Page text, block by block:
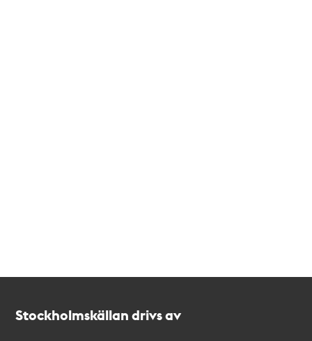
Stockholmskällan drivs av